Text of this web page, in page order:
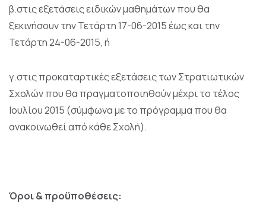
β.στις εξετάσεις ειδικών μαθημάτων που θα
ξεκινήσουν την Τετάρτη 17-06-2015 έως και την
Τετάρτη 24-06-2015, ή
γ.στις προκαταρτικές εξετάσεις των Στρατιωτικών
Σχολών που θα πραγματοποιηθούν μέχρι το τέλος
Ιουλίου 2015 (σύμφωνα με το πρόγραμμα που θα
ανακοινωθεί από κάθε Σχολή).
Όροι & προϋποθέσεις: